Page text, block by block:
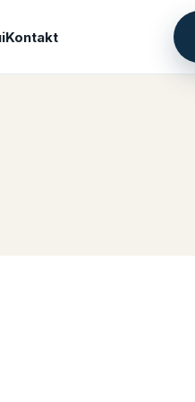
Kontakt